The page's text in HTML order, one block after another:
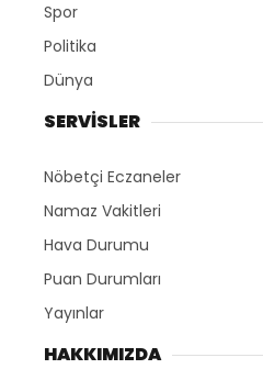
Spor
Politika
Dünya
SERVİSLER
Nöbetçi Eczaneler
Namaz Vakitleri
Hava Durumu
Puan Durumları
Yayınlar
HAKKIMIZDA